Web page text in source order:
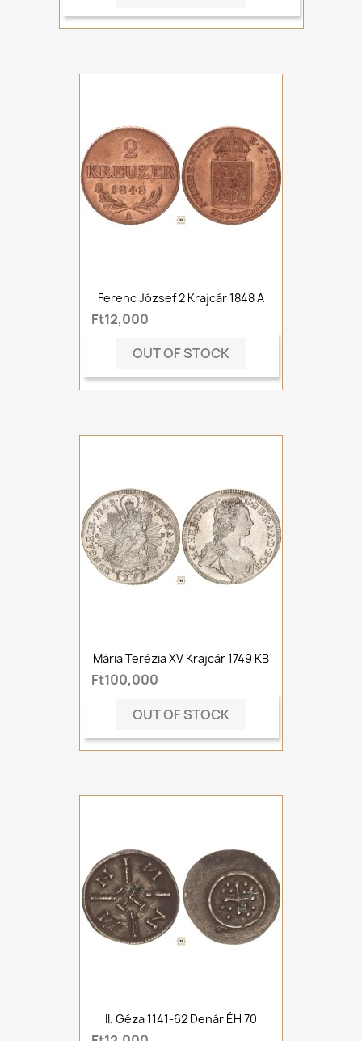
Ferenc József 2 Krajcár 1848 A
Ft12,000
OUT OF STOCK
Mária Terézia XV Krajcár 1749 KB
Ft100,000
OUT OF STOCK
II. Géza 1141-62 Denár ÉH 70